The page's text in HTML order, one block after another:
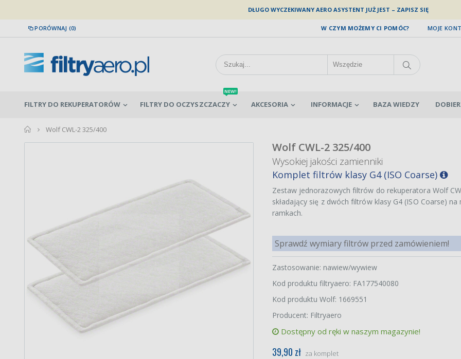
DŁUGO WYCZEKIWANY AERO ASYSTENT JUŻ JEST – ZAPISZ SIĘ
PORÓWNAJ (0) MOJE
W CZYM MOŻEMY CI POMÓC?
FILTRY DO REKUPERATORÓW FILTRY DO OCZYSZCZACZY
NEW!
AKCESORIA INFORMACJE BAZA WIEDZY
home
Wolf CWL-2 325/400
Wolf CWL-2 325/400
Wysokiej jakości zamienniki
Komplet filtrów klasy G4 (ISO Coarse)
Zestaw jednorazowych filtrów do rekuperatora Wolf
składający się z dwóch filtrów klasy G4 (ISO Coarse)
ramkach.
Sprawdź wymiary filtrów przed zamówieniem!
Zastosowanie: nawiew/wywiew
Kod produktu filtryaero: FA177540080
Kod produktu Wolf: 1669551
Producent: Filtryaero
Dostępny od ręki w naszym magazynie!
39,90 zł za komplet